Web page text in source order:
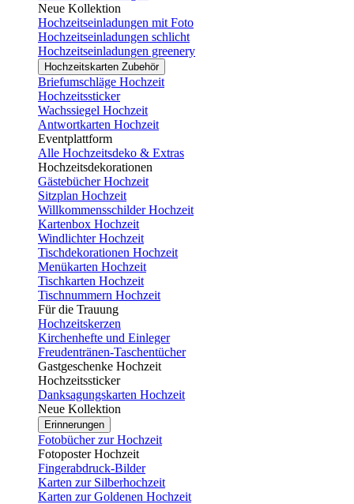
Neue Kollektion
Hochzeitseinladungen mit Foto
Hochzeitseinladungen schlicht
Hochzeitseinladungen greenery
Hochzeitskarten Zubehör
Briefumschläge Hochzeit
Hochzeitssticker
Wachssiegel Hochzeit
Antwortkarten Hochzeit
Eventplattform
Alle Hochzeitsdeko & Extras
Hochzeitsdekorationen
Gästebücher Hochzeit
Sitzplan Hochzeit
Willkommensschilder Hochzeit
Kartenbox Hochzeit
Windlichter Hochzeit
Tischdekorationen Hochzeit
Menükarten Hochzeit
Tischkarten Hochzeit
Tischnummern Hochzeit
Für die Trauung
Hochzeitskerzen
Kirchenhefte und Einleger
Freudentränen-Taschentücher
Gastgeschenke Hochzeit
Hochzeitssticker
Danksagungskarten Hochzeit
Neue Kollektion
Erinnerungen
Fotobücher zur Hochzeit
Fotoposter Hochzeit
Fingerabdruck-Bilder
Karten zur Silberhochzeit
Karten zur Goldenen Hochzeit